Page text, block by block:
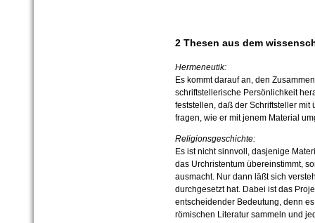
2 Thesen aus dem
Hermeneutik:
Es kommt darauf an, den
schriftstellerische Persönlichkeit
feststellen, daß der Schriftsteller mit
fragen, wie er mit jenem Material
Religionsgeschichte:
Es ist nicht sinnvoll, dasjenige
das Urchristentum übereinstimmt,
ausmacht. Nur dann läßt sich
durchgesetzt hat. Dabei ist das
entscheidender Bedeutung, denn
römischen Literatur sammeln und